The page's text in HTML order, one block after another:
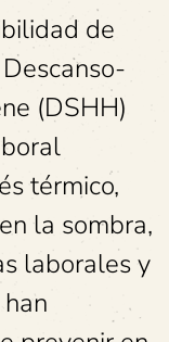
de
(DSHH)
térmico,
la sombra,
laborales y